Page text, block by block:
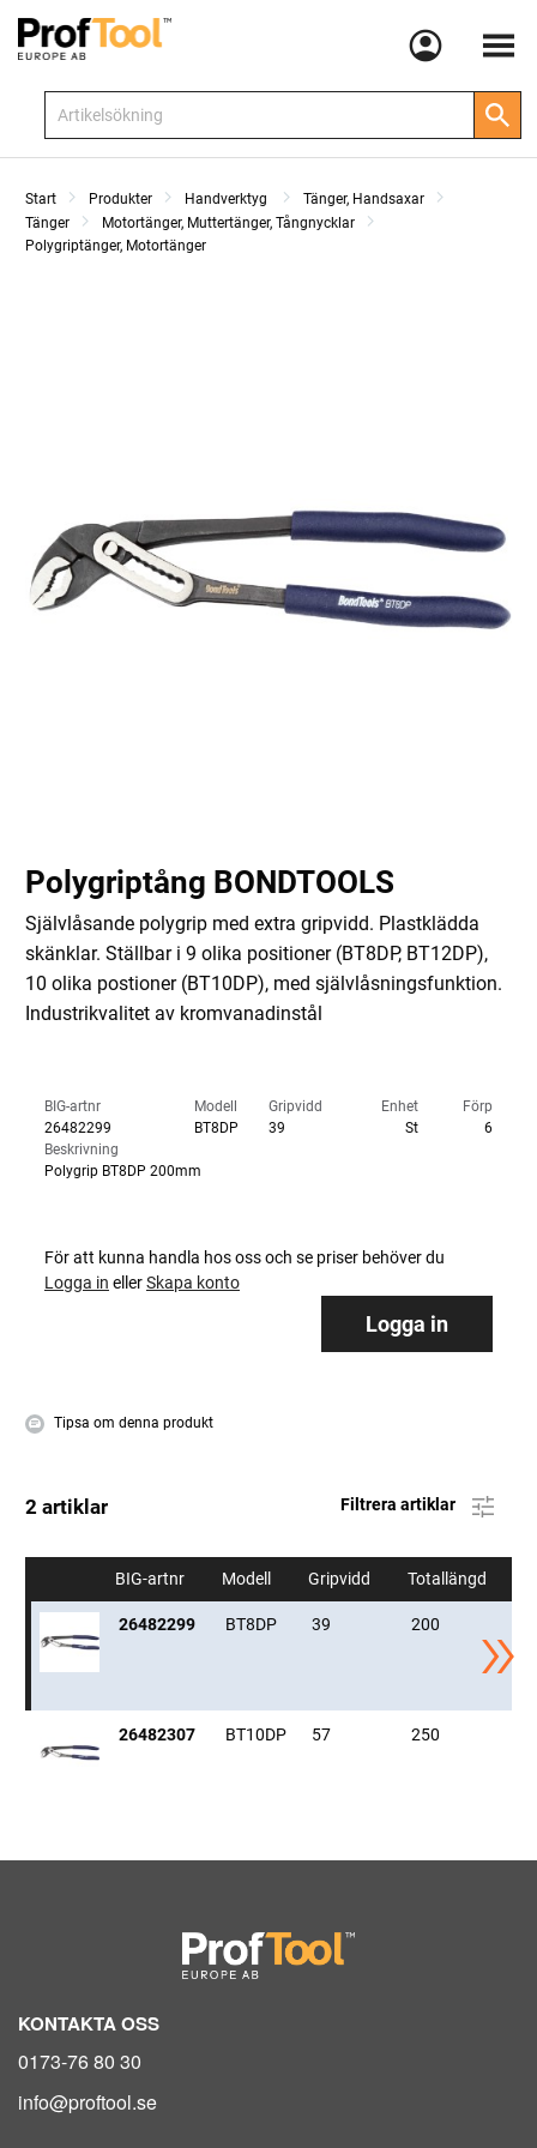
Meny
Start Produkter Handverktyg
Tänger, Handsaxar
Tänger
Motortänger, Muttertänger, Tångnycklar
Polygriptänger, Motortänger
Polygriptång BONDTOOLS
Självlåsande polygrip med extra gripvidd. Plastklädda
skänklar. Ställbar i 9 olika positioner (BT8DP, BT12DP),
10 olika postioner (BT10DP), med självlåsningsfunktion.
Industrikvalitet av kromvanadinstål
BIG-artnr
26482299
Modell
BT8DP
Gripvidd
39
Enhet
St
Förp
6
Beskrivning
Polygrip BT8DP 200mm
För att kunna handla hos oss och se priser behöver du
Logga in ellerSkapa konto
Logga in
Tipsa om denna produkt
2 artiklar Filtrera artiklar
BIG-artnr Modell Gripvidd Totallängd
26482299 BT8DP 39 200
26482307 BT10DP 57 250
KONTAKTA OSS
0173-76 80 30
info@proftool.se